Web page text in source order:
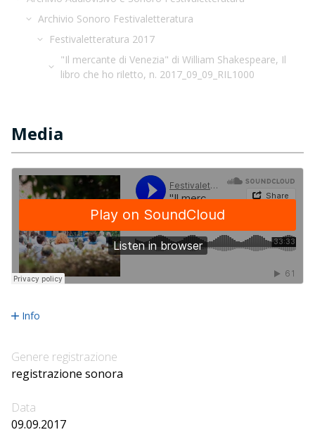
Archivio Sonoro Festivaletteratura
Festivaletteratura 2017
"Il mercante di Venezia" di William Shakespeare, Il
libro che ho riletto, n. 2017_09_09_RIL1000
Media
Info
Genere registrazione
registrazione sonora
Data
09.09.2017